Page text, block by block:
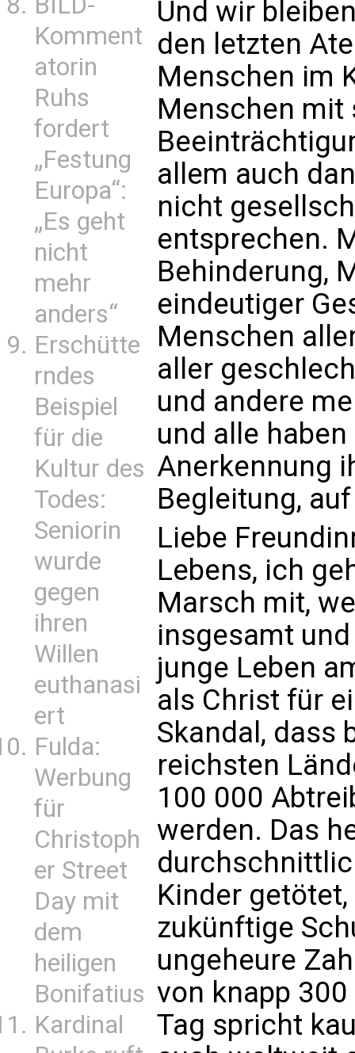
Komment
atorin
Ruhs
fordert
„Festung
Europa“:
„Es geht
nicht
mehr
anders“
Erschütte
rndes
Beispiel
für die
Kultur des
Todes:
Seniorin
wurde
gegen
ihren
Willen
euthanasi
ert
Fulda:
Werbung
für
Christoph
er Street
Day mit
dem
heiligen
Bonifatius
Kardinal
Und wir
den letzten
Menschen im
Menschen mit
allem auch
nicht
entsprechen.
Behinderung,
eindeutiger
Menschen
aller
und andere
und alle
Anerkennung
Begleitung,
Liebe
Lebens, ich
Marsch mit,
insgesamt
junge Leben
als Christ für
Skandal, dass
reichsten
100 000
werden. Das
Kinder
zukünftige
ungeheure
von knapp
Tag spricht